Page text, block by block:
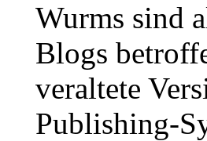
Wurms sind
Blogs
veraltete
Publishing-